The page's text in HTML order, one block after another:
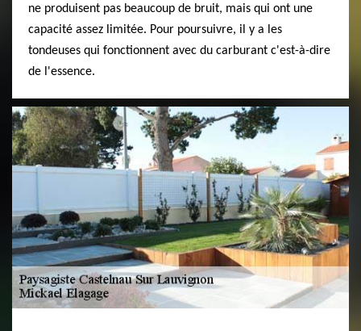
ne produisent pas beaucoup de bruit, mais qui ont une
capacité assez limitée. Pour poursuivre, il y a les
tondeuses qui fonctionnent avec du carburant c'est-à-dire
de l'essence.